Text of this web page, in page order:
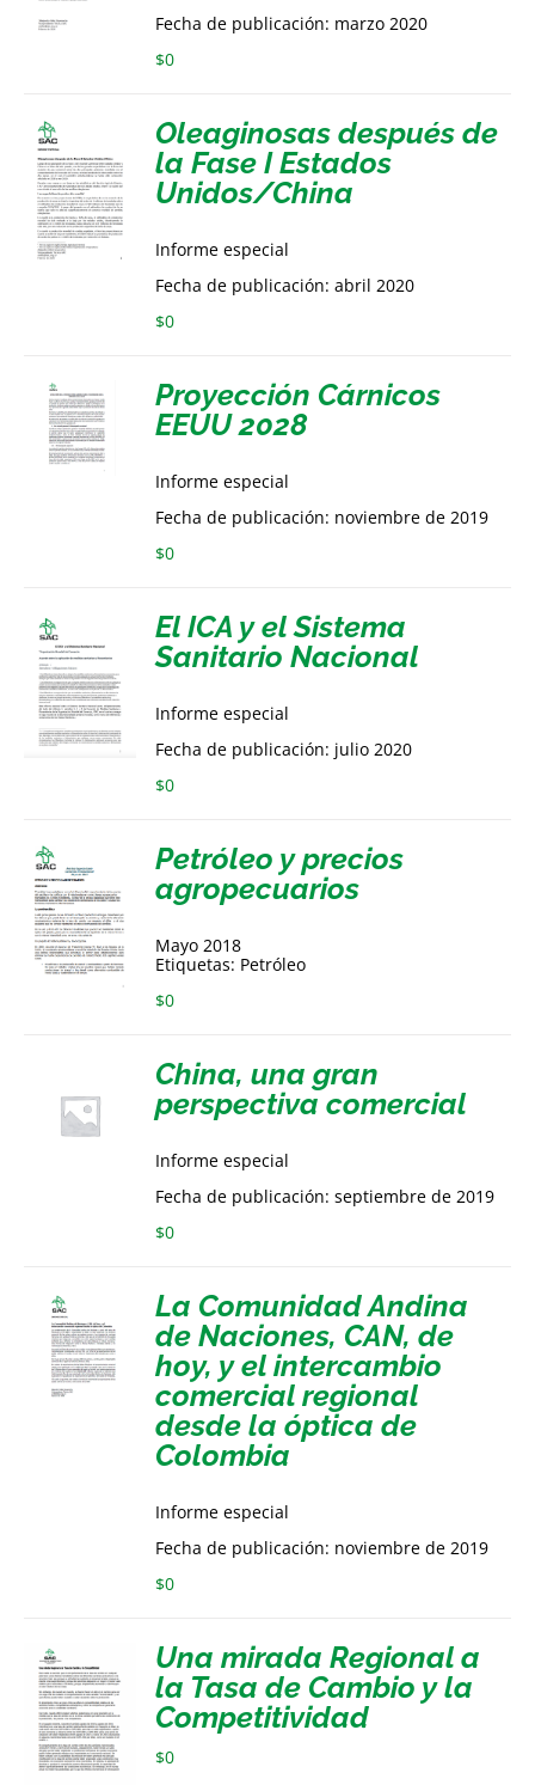
Fecha de publicación: marzo 2020
$0
Oleaginosas después de
la Fase I Estados
Unidos/China
Informe especial
Fecha de publicación: abril 2020
$0
Proyección Cárnicos
EEUU 2028
Informe especial
Fecha de publicación: noviembre de 2019
$0
El ICA y el Sistema
Sanitario Nacional
Informe especial
Fecha de publicación: julio 2020
$0
Petróleo y precios
agropecuarios
Mayo 2018
Etiquetas: Petróleo
$0
China, una gran
perspectiva comercial
Informe especial
Fecha de publicación: septiembre de 2019
$0
La Comunidad Andina
de Naciones, CAN, de
hoy, y el intercambio
comercial regional
desde la óptica de
Colombia
Informe especial
Fecha de publicación: noviembre de 2019
$0
Una mirada Regional a
la Tasa de Cambio y la
Competitividad
$0